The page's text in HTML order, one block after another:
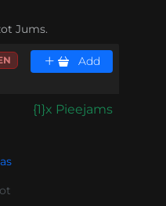
Jums.
Add
{1}x Pieejams